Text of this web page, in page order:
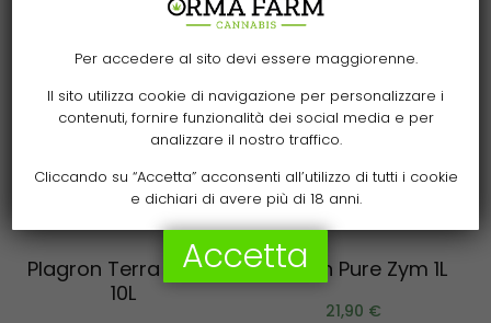
Aggiungi al carrello
Plagron Terra Grow
10L
Aggiungi al carrello
Plagron Pure Zym 1L
21,90 €
Per accedere al sito devi essere maggiorenne.
Il sito utilizza cookie di navigazione per personalizzare i
contenuti, fornire funzionalità dei social media e per
analizzare il nostro traffico.
Cliccando su “Accetta” acconsenti all’utilizzo di tutti i cookie
e dichiari di avere più di 18 anni.
Accetta